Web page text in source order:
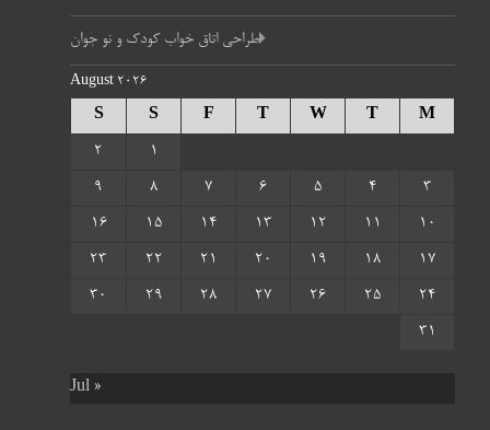
طراحی اتاق خواب کودک و نو جوان
August 2026
M
T
W
T
F
S
S
1
2
3
4
5
6
7
8
9
10
11
12
13
14
15
16
17
18
19
20
21
22
23
24
25
26
27
28
29
30
31
« Jul